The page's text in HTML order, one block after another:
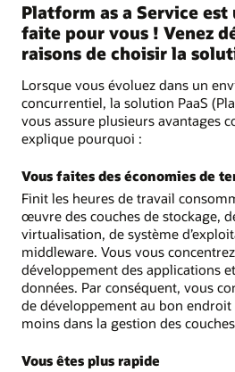
Platform as a Service
faite pour vous ! Venez
raisons de choisir la
Lorsque vous évoluez dans un
concurrentiel, la solution PaaS
vous assure plusieurs avantages
explique pourquoi :
Vous faites des économies de
Finit les heures de travail
œuvre des couches de stockage,
virtualisation, de système
middleware. Vous vous
développement des applications
données. Par conséquent, vous
de développement au bon endroit
moins dans la gestion des
Vous êtes plus rapide